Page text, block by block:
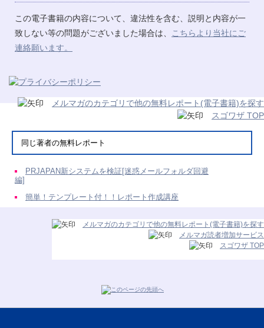
この電子書籍の内容について、違法性を含む、説明と内容が一
致しない等の問題がございました場合は、
こちらより当社にご
連絡願います。
メルマガのカテゴリで他の無料レポート(電子書籍)を探す
スゴワザ TOP
同じ著者の無料レポート
PRJAPAN新システムを検証[迷惑メールフォルダ回避
編]
簡単！テンプレート付！！レポート作成講座
メルマガのカテゴリで他の無料レポート(電子書籍)を探す
メルマガ読者増加サービス
スゴワザ TOP